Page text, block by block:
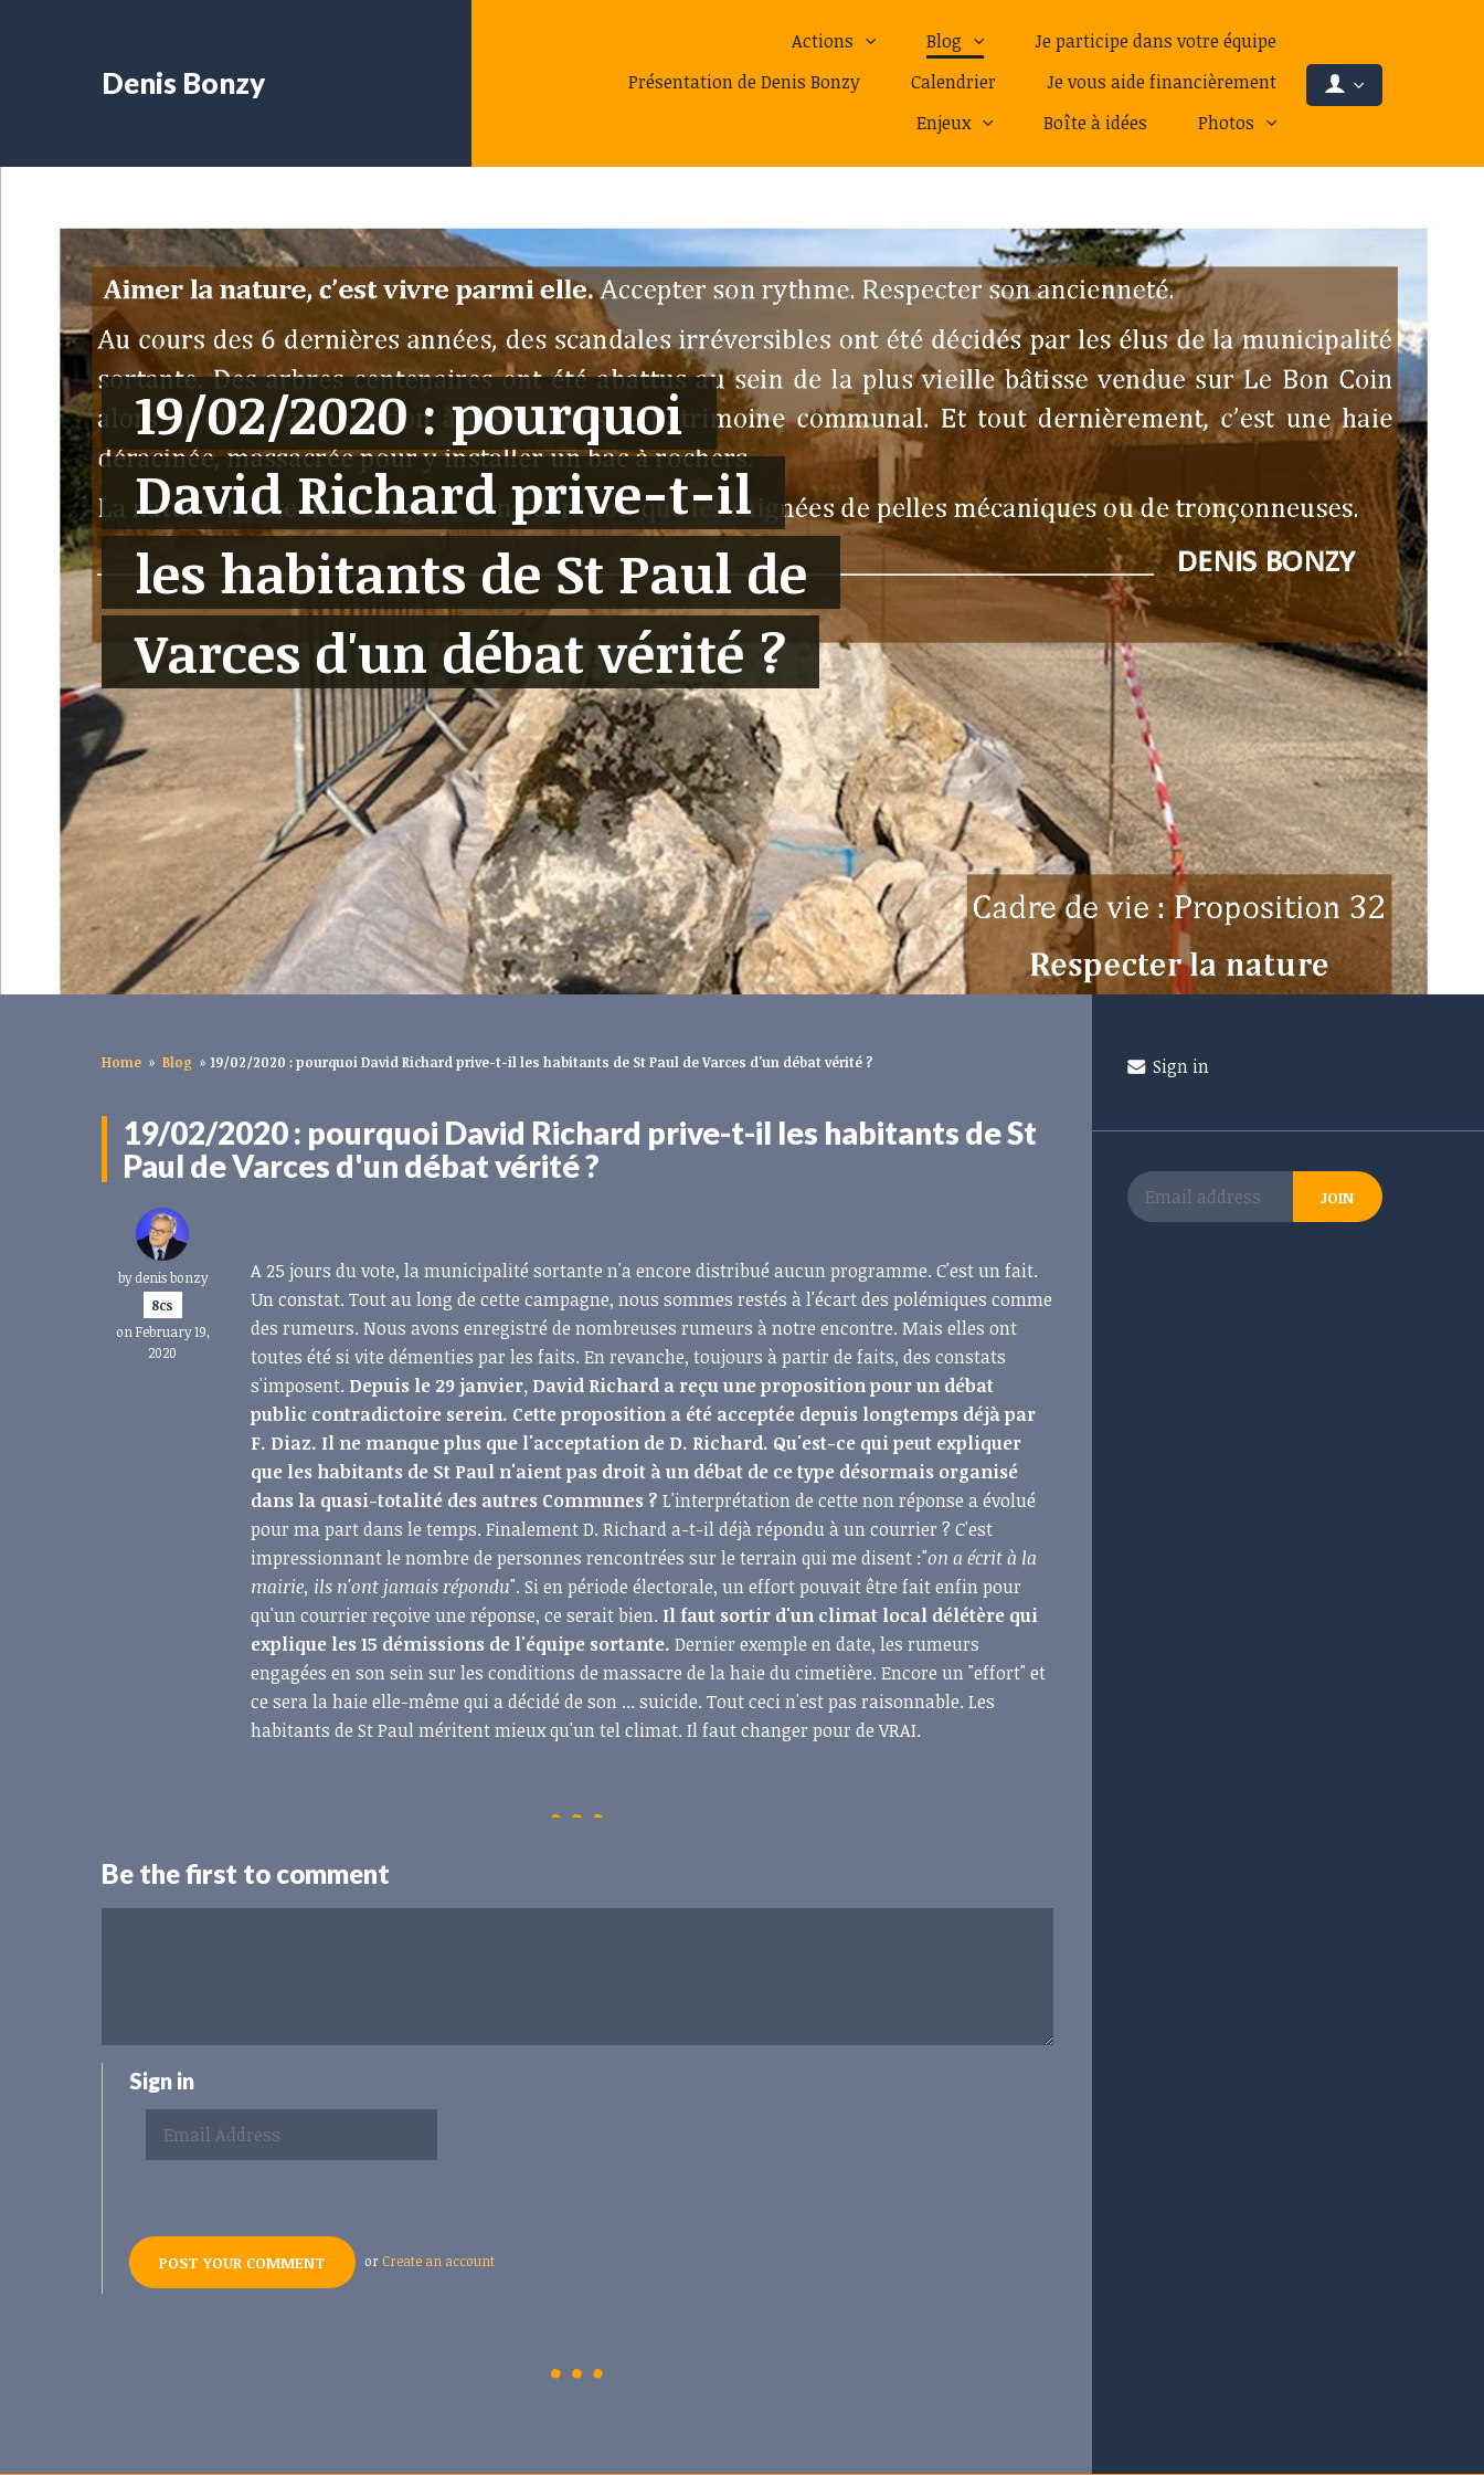
Actions Blog
Je participe dans votre équipe
Présentation de Denis Bonzy
Calendrier
Je vous aide financièrement
Enjeux
Boîte à idées Photos
Denis Bonzy
19/02/2020 : pourquoi
David Richard prive-t-il
les habitants de St Paul de
Varces d'un débat vérité ?
Home » Blog » 19/02/2020 : pourquoi David Richard prive-t-il les habitants de St Paul de Varces d'un débat vérité ?
19/02/2020 : pourquoi David Richard prive-t-il les habitants de St
Paul de Varces d'un débat vérité ?
bydenis bonzy
8cs
on February 19,
2020
A 25 jours du vote, la municipalité sortante n'a encore distribué aucun programme. C'est un fait.
Un constat. Tout au long de cette campagne, nous sommes restés à l'écart des polémiques comme
des rumeurs. Nous avons enregistré de nombreuses rumeurs à notre encontre. Mais elles ont
toutes été si vite démenties par les faits. En revanche, toujours à partir de faits, des constats
s'imposent. Depuis le 29 janvier, David Richard a reçu une proposition pour un débat
public contradictoire serein. Cette proposition a été acceptée depuis longtemps déjà par
F. Diaz. Il ne manque plus que l'acceptation de D. Richard. Qu'est-ce qui peut expliquer
que les habitants de St Paul n'aient pas droit à un débat de ce type désormais organisé
dans la quasi-totalité des autres Communes ? L'interprétation de cette non réponse a évolué
pour ma part dans le temps. Finalement D. Richard a-t-il déjà répondu à un courrier ? C'est
impressionnant le nombre de personnes rencontrées sur le terrain qui me disent :"on a écrit à la
mairie, ils n'ont jamais répondu". Si en période électorale, un effort pouvait être fait enfin pour
qu'un courrier reçoive une réponse, ce serait bien. Il faut sortir d'un climat local délétère qui
explique les 15 démissions de l'équipe sortante. Dernier exemple en date, les rumeurs
engagées en son sein sur les conditions de massacre de la haie du cimetière. Encore un "effort" et
ce sera la haie elle-même qui a décidé de son ... suicide. Tout ceci n'est pas raisonnable. Les
habitants de St Paul méritent mieux qu'un tel climat. Il faut changer pour de VRAI.
Be the first to comment
Sign in
or Create an account
Sign in